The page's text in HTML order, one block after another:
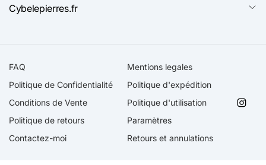
Cybelepierres.fr
FAQ
Mentions legales
Politique de Confidentialité
Politique d'expédition
Conditions de Vente
Politique d'utilisation
Politique de retours
Paramètres
Contactez-moi
Retours et annulations